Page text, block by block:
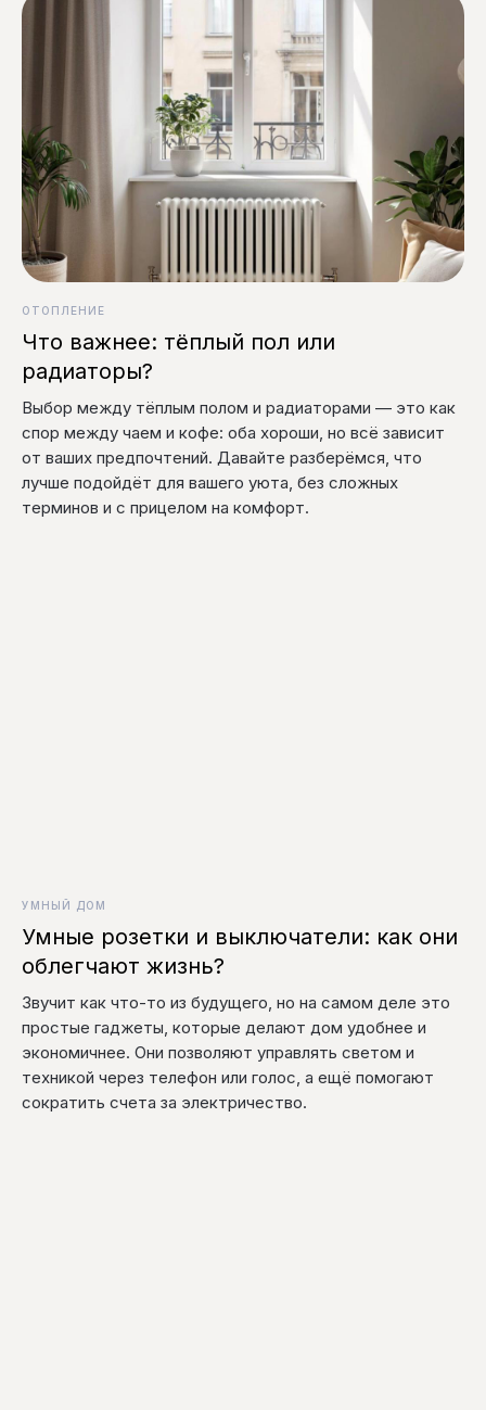
ОТОПЛЕНИЕ
Что важнее: тёплый пол или
радиаторы?
Выбор между тёплым полом и радиаторами — это как
спор между чаем и кофе: оба хороши, но всё зависит
от ваших предпочтений. Давайте разберёмся, что
лучше подойдёт для вашего уюта, без сложных
терминов и с прицелом на комфорт.
УМНЫЙ ДОМ
Умные розетки и выключатели: как они
облегчают жизнь?
Звучит как что-то из будущего, но на самом деле это
простые гаджеты, которые делают дом удобнее и
экономичнее. Они позволяют управлять светом и
техникой через телефон или голос, а ещё помогают
сократить счета за электричество.